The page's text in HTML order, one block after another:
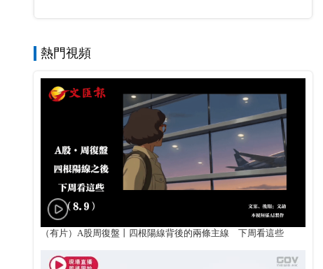
熱門視頻
（有片）A股周復盤丨四根陽線背後的兩條主線 下周看這些